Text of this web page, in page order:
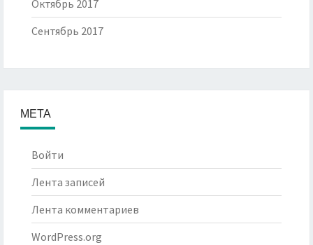
Октябрь 2017
Сентябрь 2017
МЕТА
Войти
Лента записей
Лента комментариев
WordPress.org